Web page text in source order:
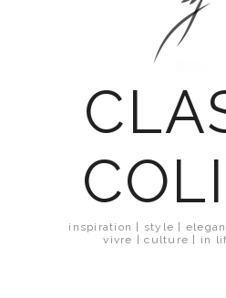
inspiration | style |
vivre | culture | in